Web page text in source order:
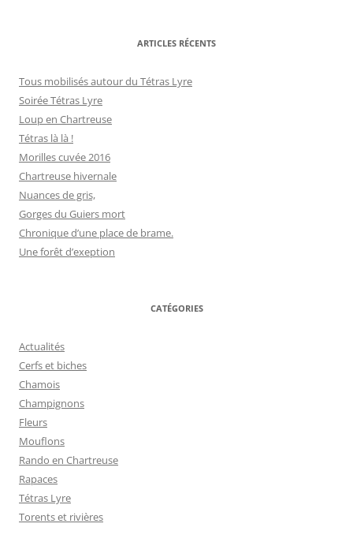
ARTICLES RÉCENTS
Tous mobilisés autour du Tétras Lyre
Soirée Tétras Lyre
Loup en Chartreuse
Tétras là là !
Morilles cuvée 2016
Chartreuse hivernale
Nuances de gris,
Gorges du Guiers mort
Chronique d’une place de brame.
Une forêt d’exeption
CATÉGORIES
Actualités
Cerfs et biches
Chamois
Champignons
Fleurs
Mouflons
Rando en Chartreuse
Rapaces
Tétras Lyre
Torents et rivières